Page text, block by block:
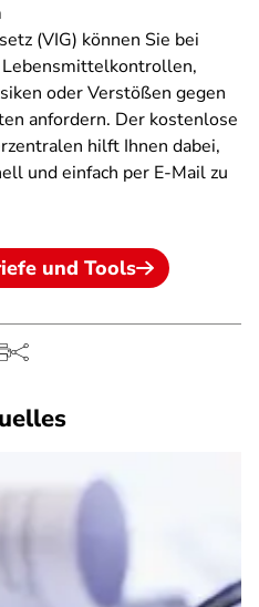
(VIG) können Sie bei
oder Verstößen gegen
anfordern. Der kostenlose
hilft Ihnen dabei,
und einfach per E-Mail zu
und Tools